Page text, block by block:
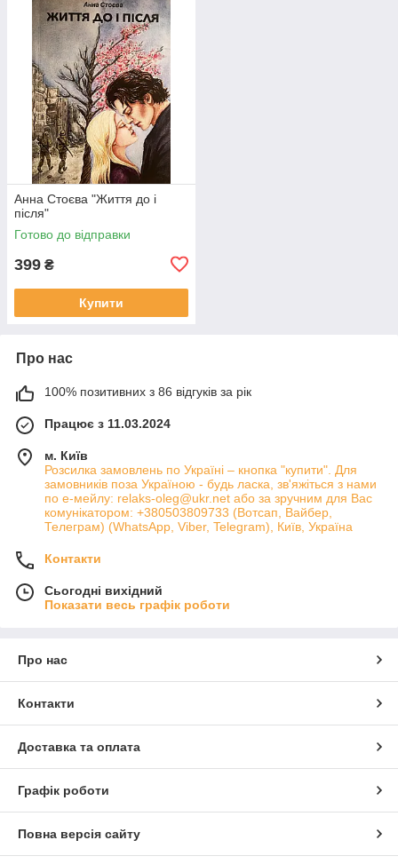
Анна Стоєва "Життя до і
після"
Готово до відправки
399 ₴
Купити
Про нас
100% позитивних з 86 відгуків за рік
Працює з 11.03.2024
м. Київ
Розсилка замовлень по Україні – кнопка "купити". Для
замовників поза Україною - будь ласка, зв'яжіться з нами
по е-мейлу: relaks-oleg@ukr.net або за зручним для Вас
комунікатором: +380503809733 (Вотсап, Вайбер,
Телеграм) (WhatsApp, Viber, Telegram), Київ, Україна
Контакти
Сьогодні вихідний
Показати весь графік роботи
Про нас
Контакти
Доставка та оплата
Графік роботи
Повна версія сайту